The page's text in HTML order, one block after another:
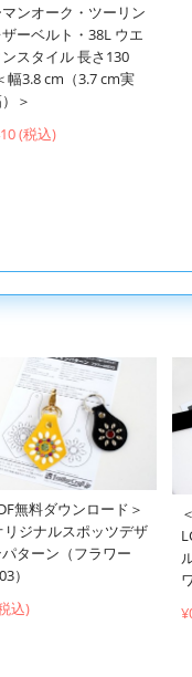
ンオーク・ツーリン
ーベルト・38L ウエ
スタイル 長さ130
幅3.8 cm（3.7 cm実
＞
(税込)
無料ダウンロード＞
リジナルスポッツデザ
ターン（フラワー
）
込)